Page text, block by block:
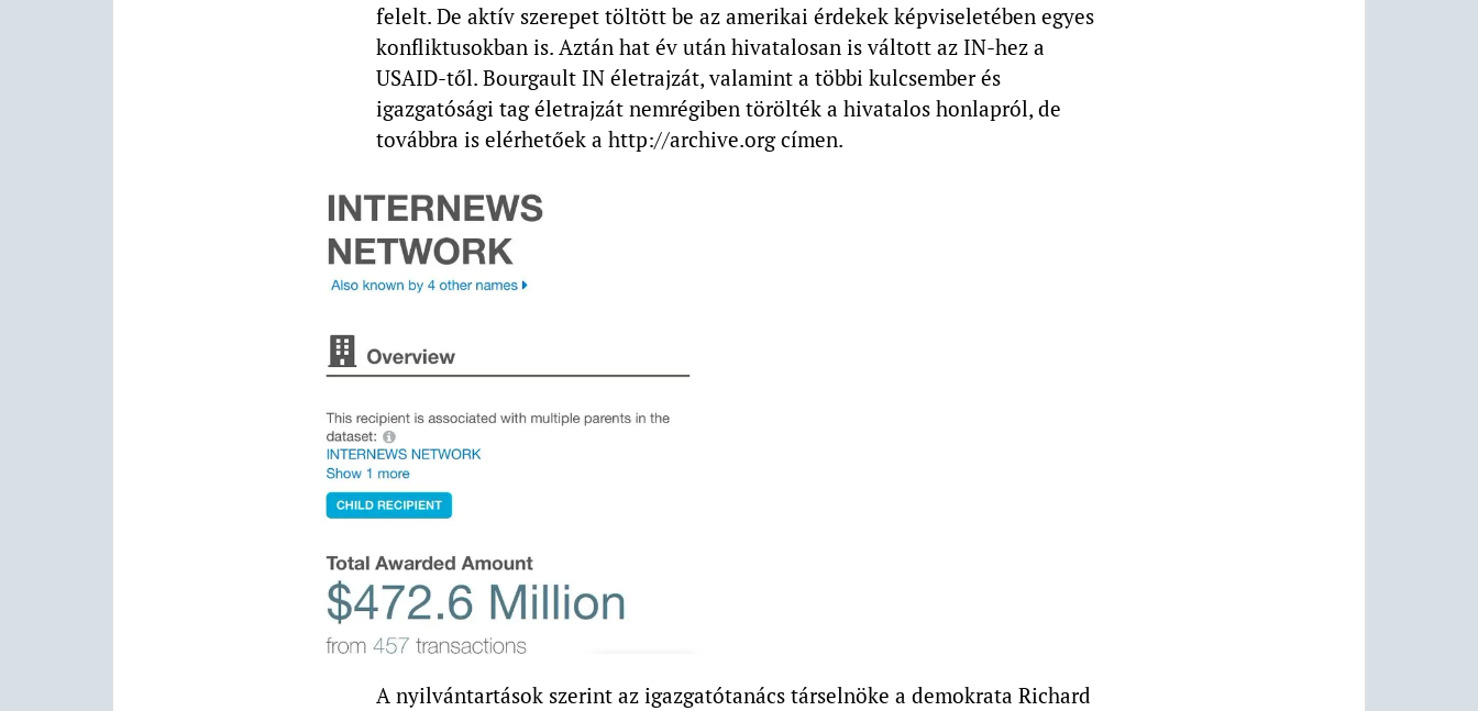
felelt. De aktív szerepet töltött be az amerikai érdekek képviseletében egyes
konfliktusokban is. Aztán hat év után hivatalosan is váltott az IN-hez a
USAID-től. Bourgault IN életrajzát, valamint a többi kulcsember és
igazgatósági tag életrajzát nemrégiben törölték a hivatalos honlapról, de
továbbra is elérhetőek a http://archive.org címen.
A nyilvántartások szerint az igazgatótanács társelnöke a demokrata Richard